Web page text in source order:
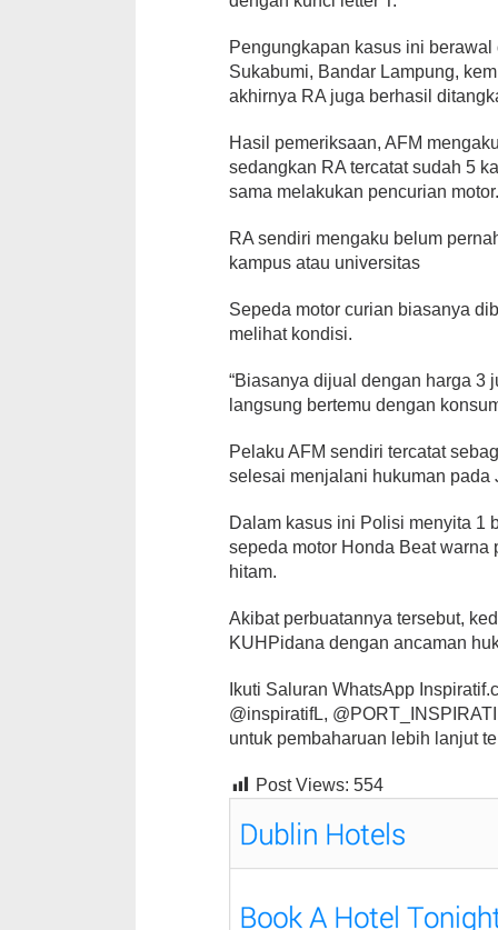
Pengungkapan kasus ini
Sukabumi, Bandar Lampung,
akhirnya RA juga berhasil
Hasil pemeriksaan, AFM
sedangkan RA tercatat sudah 5
sama melakukan pencurian
RA sendiri mengaku belum
kampus atau universitas
Sepeda motor curian biasanya
melihat kondisi.
“Biasanya dijual dengan harga 3
langsung bertemu dengan
Pelaku AFM sendiri tercatat
selesai menjalani hukuman pada
Dalam kasus ini Polisi menyita 1
sepeda motor Honda Beat
hitam.
Akibat perbuatannya tersebut,
KUHPidana dengan ancaman
Ikuti Saluran WhatsApp
@inspiratifL,
untuk pembaharuan lebih lanjut
Post Views: 554